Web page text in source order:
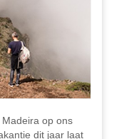
op ons
dit jaar laat